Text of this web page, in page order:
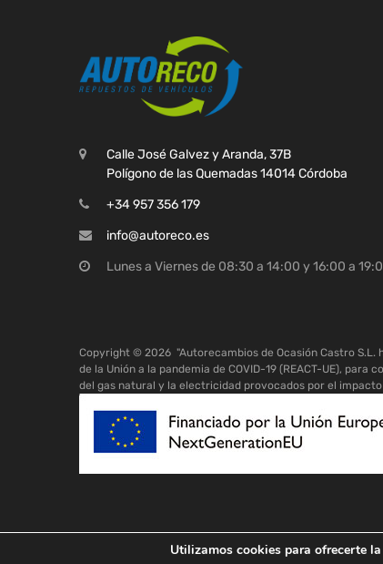
Calle José Galvez y Aranda, 37B
Polígono de las Quemadas 14014 Córdoba
+34 957 356 179
info@autoreco.es
Lunes a Viernes de 08:30 a 14:00 y 16:00 a
Copyright © 2026 "Autorecambios de Ocasión Castro
de la Unión a la pandemia de COVID-19 (REACT-UE),
del gas natural y la electricidad provocados por el
Utilizamos cookies para ofrecerte